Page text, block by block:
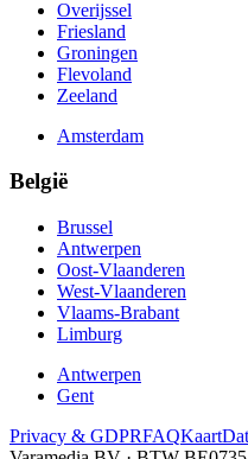
Overijssel
Friesland
Groningen
Flevoland
Zeeland
Amsterdam
België
Brussel
Antwerpen
Oost-Vlaanderen
West-Vlaanderen
Vlaams-Brabant
Limburg
Antwerpen
Gent
Privacy & GDPRFAQKaart